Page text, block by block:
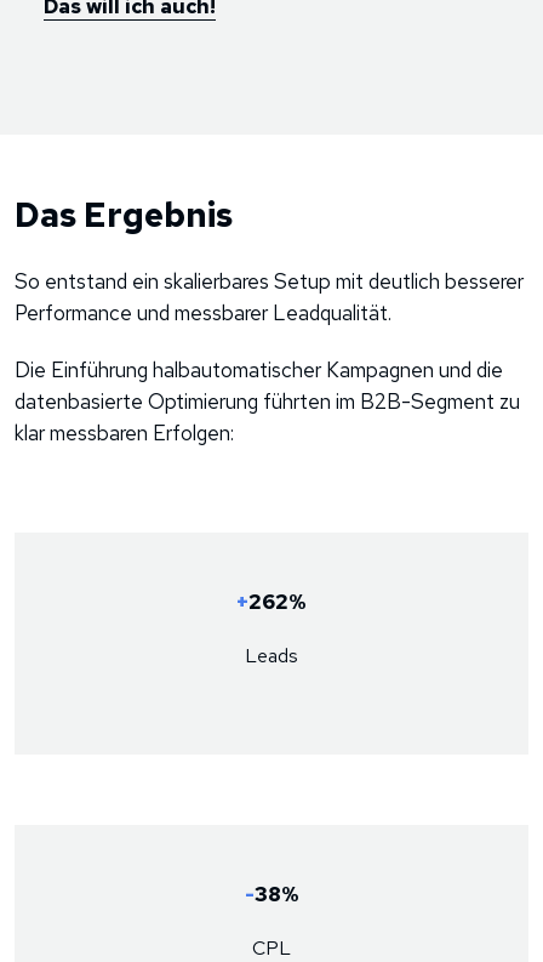
Das will ich auch!
Das Ergebnis
So entstand ein skalierbares Setup mit deutlich besserer
Performance und messbarer Leadqualität.
Die Einführung halbautomatischer Kampagnen und die
datenbasierte Optimierung führten im B2B-Segment zu
klar messbaren Erfolgen:
+262%
Leads
-38%
CPL